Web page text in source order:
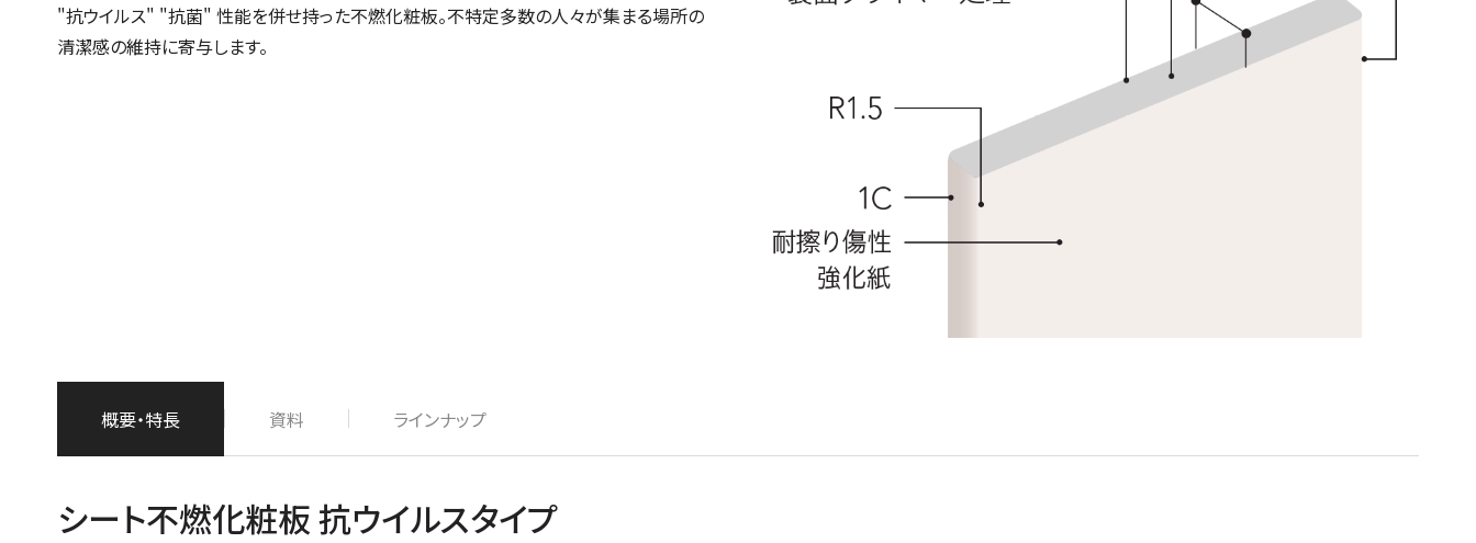
"抗ウイルス" "抗菌" 性能を併せ持った不燃化粧板。不特定多数の人々が集まる場所の
清潔感の維持に寄与します。
概要・特長 資料 ラインナップ
シート不燃化粧板 抗ウイルスタイプ